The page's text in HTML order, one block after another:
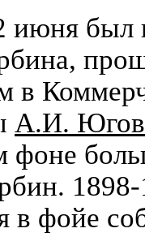
июня был
в
А.И.
фоне
в фойе